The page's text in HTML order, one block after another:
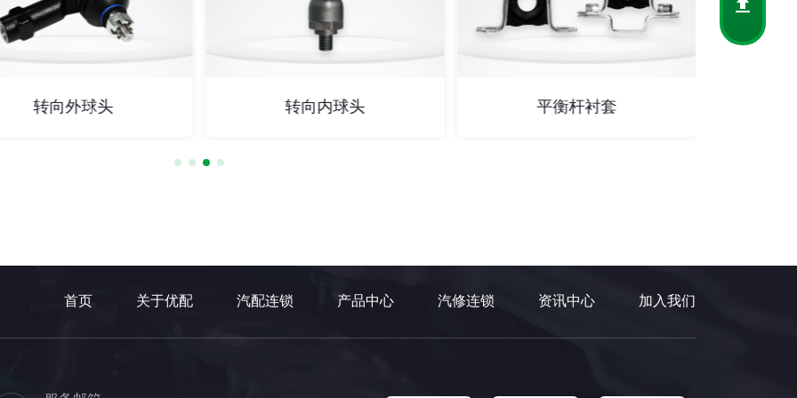
转向外球头 转向内球头 平衡杆衬套
首页 关于优配 汽配连锁 产品中心 汽修连锁 资讯中心 加入我们